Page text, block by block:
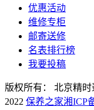
优惠活动
维修专柜
邮寄送修
名表排行榜
我要投稿
版权所有： 北京精
2022 保养之家湘ICP